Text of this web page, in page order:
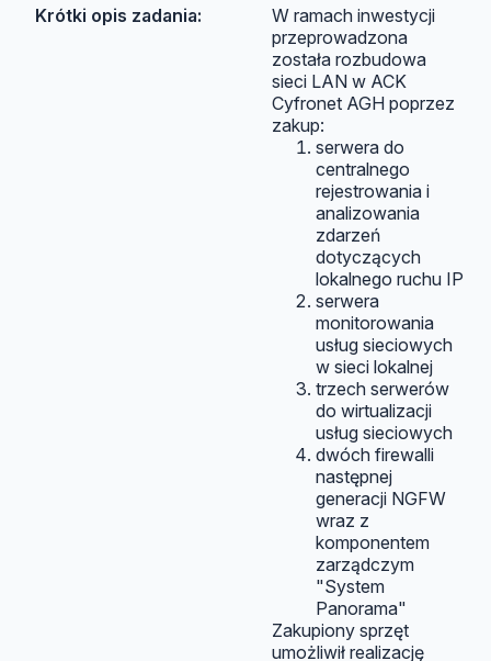
Krótki opis zadania:
W ramach inwestycji
przeprowadzona
została rozbudowa
sieci LAN w ACK
Cyfronet AGH poprzez
zakup:
serwera do
centralnego
rejestrowania i
analizowania
zdarzeń
dotyczących
lokalnego ruchu IP
serwera
monitorowania
usług sieciowych
w sieci lokalnej
trzech serwerów
do wirtualizacji
usług sieciowych
dwóch firewalli
następnej
generacji NGFW
wraz z
komponentem
zarządczym
"System
Panorama"
Zakupiony sprzęt
umożliwił realizację